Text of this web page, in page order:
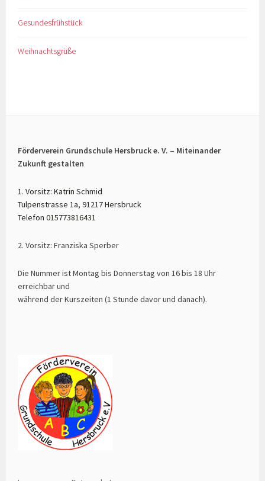
Gesundesfrühstück
Weihnachtsgrüße
Förderverein Grundschule Hersbruck e. V. – Miteinander
Zukunft gestalten
1. Vorsitz: Katrin Schmid
Tulpenstrasse 1a, 91217 Hersbruck
Telefon 015773816431
2. Vorsitz: Franziska Sperber
Die Nummer ist Montag bis Donnerstag von 16 bis 18 Uhr
erreichbar und
während der Kurszeiten (1 Stunde davor und danach).